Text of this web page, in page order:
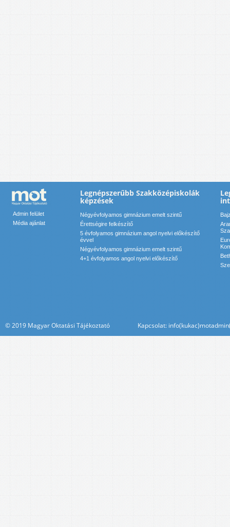
Admin felület
Média ajánlat
Legnépszerűbb Szakközépiskolák
képzések
Négyévfolyamos gimnázium emelt szintű
Érettségire felkészítő
5 évfolyamos gimnázium angol nyelvi előkészítő
évvel
Négyévfolyamos gimnázium emelt szintű
4+1 évfolyamos angol nyelvi előkészítő
© 2019 Magyar Oktatási Tájékoztató Kapcsolat: